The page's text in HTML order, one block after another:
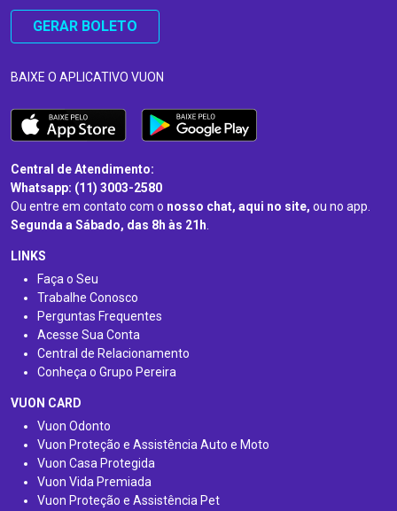
GERAR BOLETO
BAIXE O APLICATIVO VUON
Central de Atendimento:
Whatsapp: (11) 3003-2580
Ou entre em contato com o nosso chat, aqui no site, ou no app.
Segunda a Sábado, das 8h às 21h.
LINKS
Faça o Seu
Trabalhe Conosco
Perguntas Frequentes
Acesse Sua Conta
Central de Relacionamento
Conheça o Grupo Pereira
VUON CARD
Vuon Odonto
Vuon Proteção e Assistência Auto e Moto
Vuon Casa Protegida
Vuon Vida Premiada
Vuon Proteção e Assistência Pet